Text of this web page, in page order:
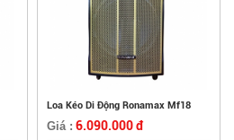
Loa Kéo Di Động Ronamax Mf18
Giá : 6.090.000 đ